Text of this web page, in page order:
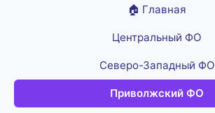
🏠 Главная
Центральный ФО
Северо-Западный ФО
Приволжский ФО